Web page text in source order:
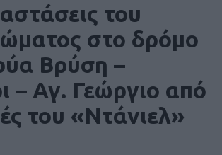
του
στο δρόμο
Βρύση –
– Αγ. Γεώργιο από
του «Ντάνιελ»